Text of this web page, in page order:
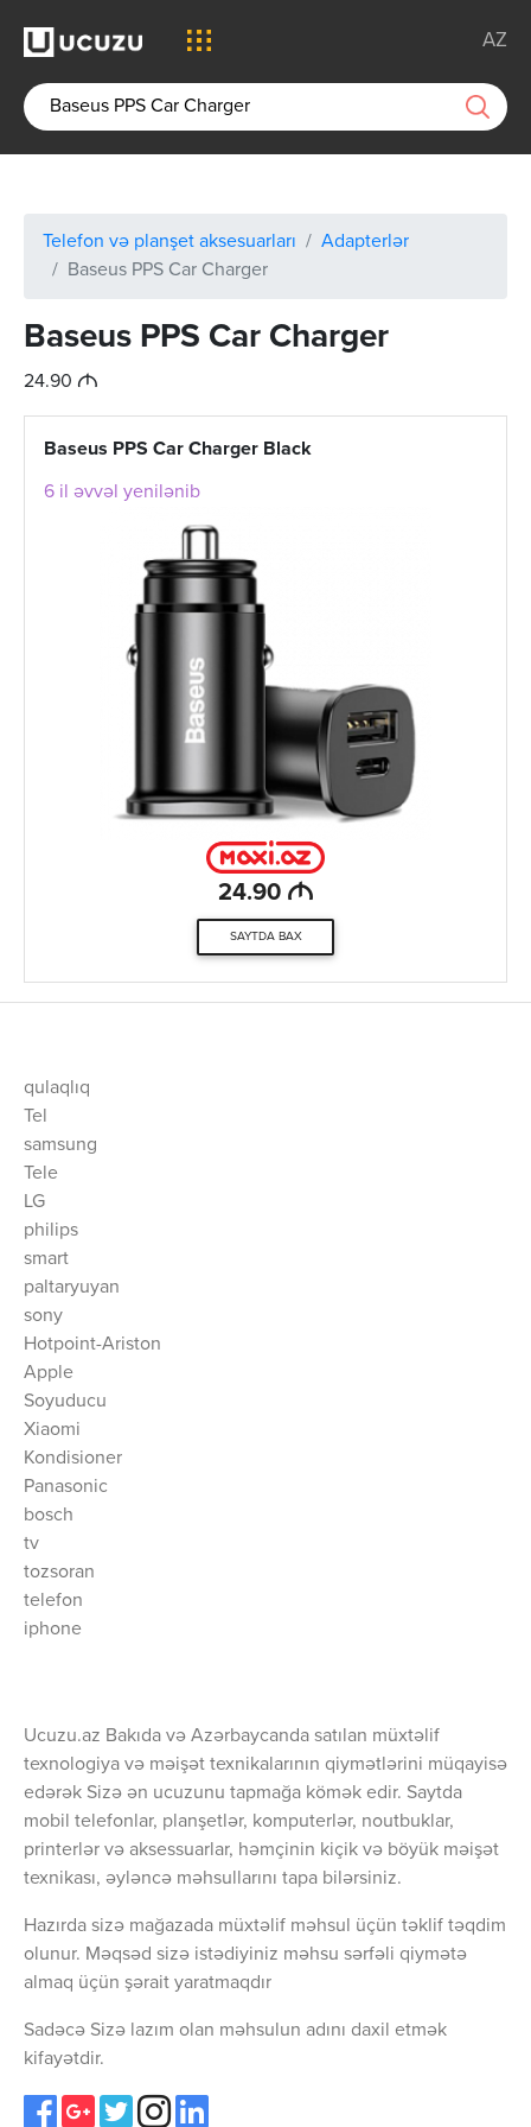
AZ
Telefon və planşet aksesuarları
Adapterlər
Baseus PPS Car Charger
Baseus PPS Car Charger
24.90 M
Baseus PPS Car Charger Black
6 il əvvəl yenilənib
24.90 M
SAYTDA BAX
qulaqlıq
Tel
samsung
Tele
LG
philips
smart
paltaryuyan
sony
Hotpoint-Ariston
Apple
Soyuducu
Xiaomi
Kondisioner
Panasonic
bosch
tv
tozsoran
telefon
iphone
Ucuzu.az Bakıda və Azərbaycanda satılan müxtəlif
texnologiya və məişət texnikalarının qiymətlərini müqayisə
edərək Sizə ən ucuzunu tapmağa kömək edir. Saytda
mobil telefonlar, planşetlər, komputerlər, noutbuklar,
printerlər və aksessuarlar, həmçinin kiçik və böyük məişət
texnikası, əyləncə məhsullarını tapa bilərsiniz.
Hazırda sizə mağazada müxtəlif məhsul üçün təklif təqdim
olunur. Məqsəd sizə istədiyiniz məhsu sərfəli qiymətə
almaq üçün şərait yaratmaqdır
Sadəcə Sizə lazım olan məhsulun adını daxil etmək
kifayətdir.